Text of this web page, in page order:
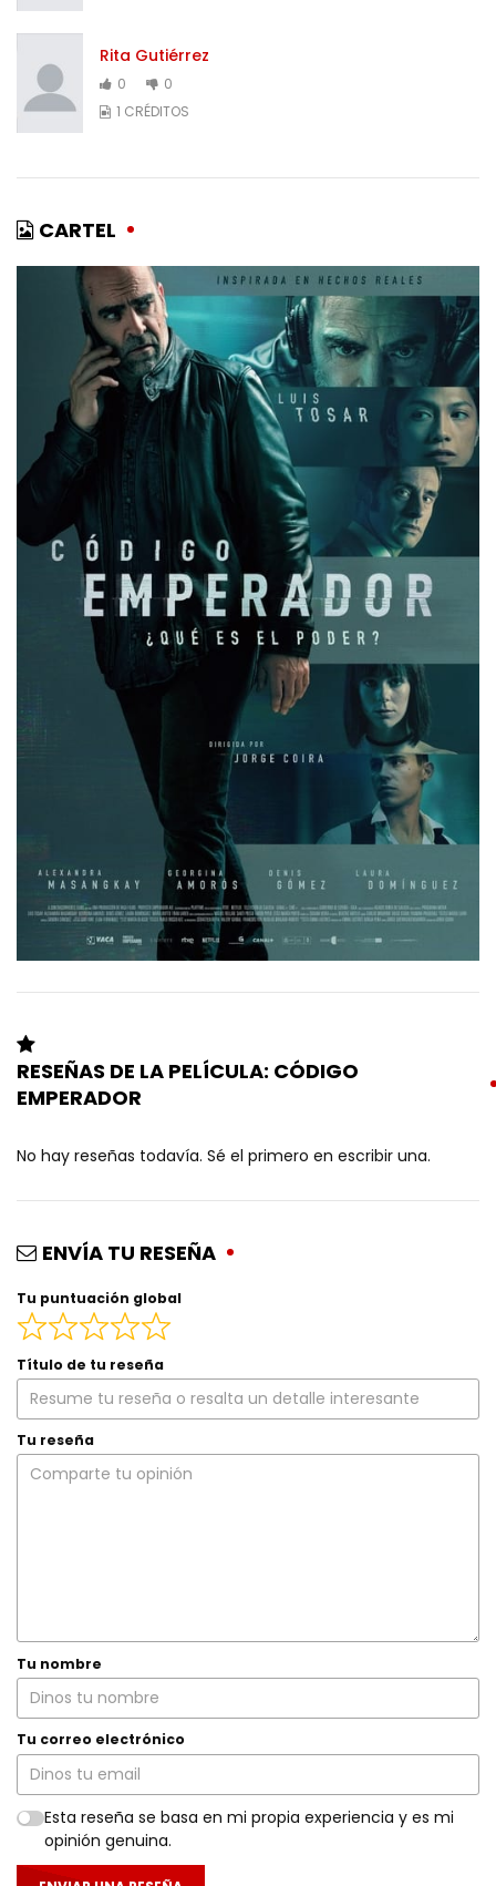
Rita Gutiérrez
0
0
1 CRÉDITOS
CARTEL
RESEÑAS DE LA PELÍCULA: CÓDIGO
EMPERADOR
No hay reseñas todavía. Sé el primero en escribir una.
ENVÍA TU RESEÑA
Tu puntuación global
Título de tu reseña
Tu reseña
Tu nombre
Tu correo electrónico
Esta reseña se basa en mi propia experiencia y es mi
opinión genuina.